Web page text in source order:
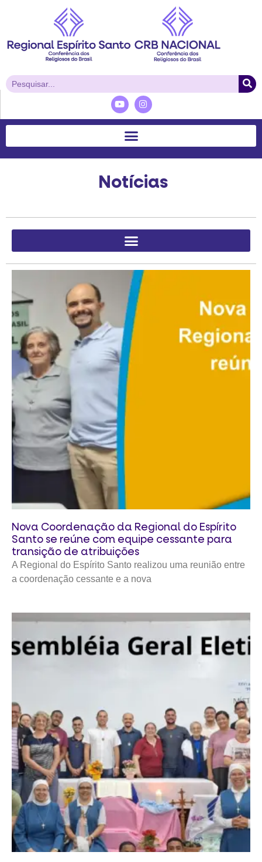
Notícias
Nova Coordenação da Regional do Espírito
Santo se reúne com equipe cessante para
transição de atribuições
A Regional do Espírito Santo realizou uma reunião entre
a coordenação cessante e a nova